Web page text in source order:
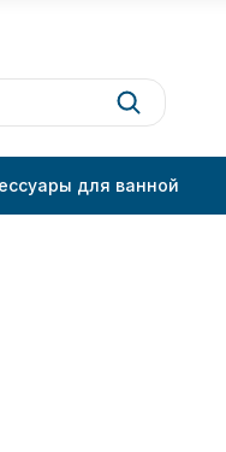
для ванной